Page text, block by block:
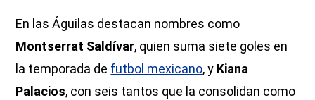
En las Águilas destacan nombres como
Montserrat Saldívar, quien suma siete goles en
la temporada de futbol mexicano, y Kiana
Palacios, con seis tantos que la consolidan como